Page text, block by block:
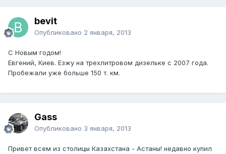
bevit
Опубликовано 2 января, 2013
С Новым годом!
Евгений, Киев. Езжу на трехлитровом дизельке с 2007 года.
Пробежали уже больше 150 т. км.
Gass
Опубликовано 3 января, 2013
Привет всем из столицы Казахстана - Астаны! недавно купил